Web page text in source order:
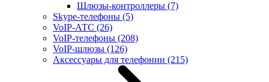
Шлюзы-контроллеры (7)
Skype-телефоны (5)
VoIP-АТС (26)
VoIP-телефоны (208)
VoIP-шлюзы (126)
Аксессуары для телефонии (215)